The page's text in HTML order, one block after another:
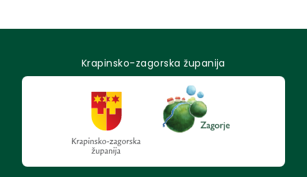
Krapinsko-zagorska županija